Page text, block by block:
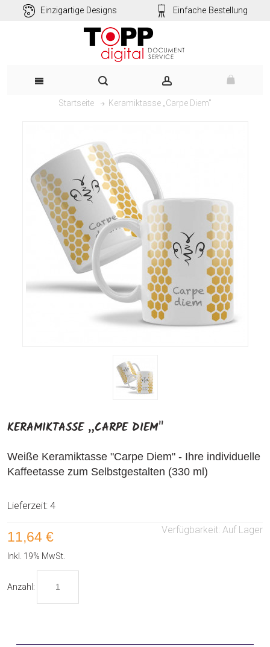
Einzigartige Designs Einfache Bestellung
Startseite Keramiktasse „Carpe Diem"
KERAMIKTASSE „CARPE DIEM"
Weiße Keramiktasse "Carpe Diem" - Ihre individuelle
Kaffeetasse zum Selbstgestalten (330 ml)
Lieferzeit: 4
Verfügbarkeit: Auf Lager
11,64 €
Inkl. 19% MwSt.
Anzahl: